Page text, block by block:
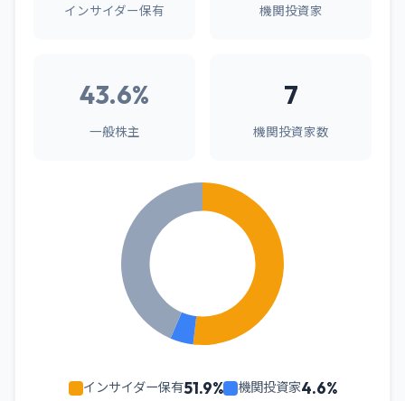
インサイダー保有 機関投資家
43.6%
一般株主
7
機関投資家数
インサイダー保有51.9% 機関投資家4.6%